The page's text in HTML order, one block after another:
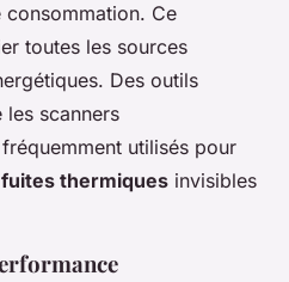
consommation. Ce
toutes les sources
Des outils
scanners
utilisés pour
fuites thermiques invisibles